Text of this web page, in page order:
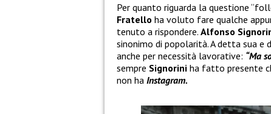
Per quanto riguarda la questione
Fratello ha voluto fare qualche
tenuto a rispondere. Alfonso
sinonimo di popolarità. A detta sua
anche per necessità lavorative: “Ma
sempre Signorini ha fatto presente
non ha Instagram.